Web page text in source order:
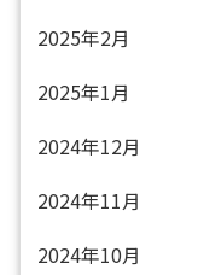
2025年2月
2025年1月
2024年12月
2024年11月
2024年10月